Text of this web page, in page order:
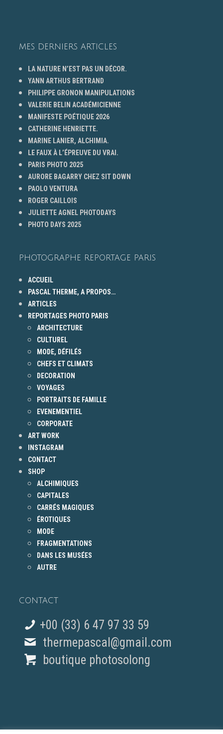
MES DERNIERS ARTICLES
LA NATURE N’EST PAS UN DÉCOR.
YANN ARTHUS BERTRAND
PHILIPPE GRONON MANIPULATIONS
VALERIE BELIN ACADÉMICIENNE
MANIFESTE POÉTIQUE 2026
CATHERINE HENRIETTE.
MARINE LANIER, ALCHIMIA.
LE FAUX À L’ÉPREUVE DU VRAI.
PARIS PHOTO 2025
AURORE BAGARRY CHEZ SIT DOWN
PAOLO VENTURA
ROGER CAILLOIS
JULIETTE AGNEL PHOTODAYS
PHOTO DAYS 2025
PHOTOGRAPHE REPORTAGE PARIS
ACCUEIL
PASCAL THERME, A PROPOS…
ARTICLES
REPORTAGES PHOTO PARIS
ARCHITECTURE
CULTUREL
MODE, DÉFILÉS
CHEFS ET CLIMATS
DECORATION
VOYAGES
PORTRAITS DE FAMILLE
EVENEMENTIEL
CORPORATE
ART WORK
INSTAGRAM
CONTACT
SHOP
ALCHIMIQUES
CAPITALES
CARRÉS MAGIQUES
ÉROTIQUES
MODE
FRAGMENTATIONS
DANS LES MUSÉES
AUTRE
CONTACT
+00 (33) 6 47 97 33 59
thermepascal@gmail.com
boutique photosolong